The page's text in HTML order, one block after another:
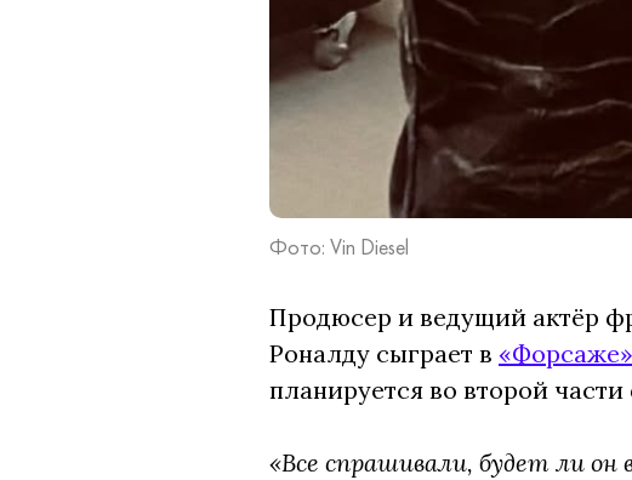
Фото: Vin Diesel
Продюсер и ведущий актёр
Роналду сыграет в «Форсаже»
планируется во второй
«Все спрашивали, будет ли он